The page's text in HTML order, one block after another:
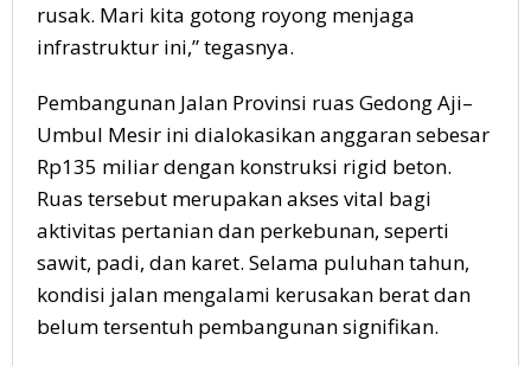
rusak. Mari kita gotong royong menjaga
infrastruktur ini,” tegasnya.
Pembangunan Jalan Provinsi ruas Gedong Aji–
Umbul Mesir ini dialokasikan anggaran sebesar
Rp135 miliar dengan konstruksi rigid beton.
Ruas tersebut merupakan akses vital bagi
aktivitas pertanian dan perkebunan, seperti
sawit, padi, dan karet. Selama puluhan tahun,
kondisi jalan mengalami kerusakan berat dan
belum tersentuh pembangunan signifikan.